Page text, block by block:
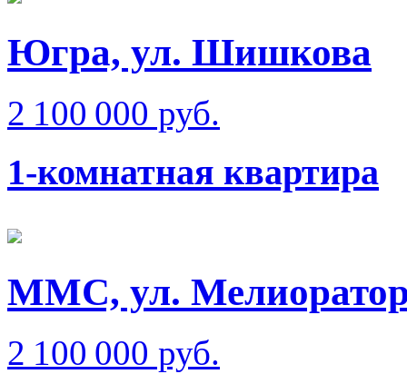
Югра, ул. Шишкова
2 100 000 руб.
1-комнатная квартира
ММС, ул.
2 100 000 руб.